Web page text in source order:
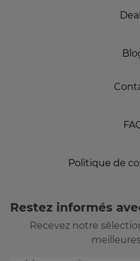
Politique de
Restez informés
Recevez notre